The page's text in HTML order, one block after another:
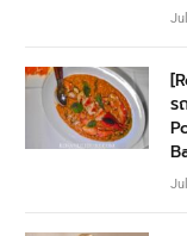
ร